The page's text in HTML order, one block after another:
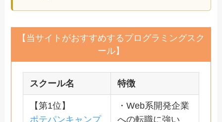
【当サイトがおすすめするプログラミングスク
ール】
スクール名 特徴
【第1位】
ポテパンキャンプ
・Web系開発企業
への転職に強い